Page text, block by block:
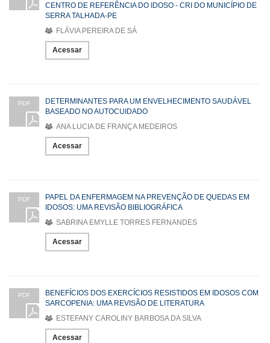
CENTRO DE REFERÊNCIA DO IDOSO - CRI DO MUNICÍPIO DE
SERRA TALHADA-PE
FLÁVIA PEREIRA DE SÁ
Acessar
PDF
DETERMINANTES PARA UM ENVELHECIMENTO SAUDÁVEL
BASEADO NO AUTOCUIDADO
ANA LUCIA DE FRANÇA MEDEIROS
Acessar
PDF
PAPEL DA ENFERMAGEM NA PREVENÇÃO DE QUEDAS EM
IDOSOS: UMA REVISÃO BIBLIOGRÁFICA
SABRINA EMYLLE TORRES FERNANDES
Acessar
PDF
BENEFÍCIOS DOS EXERCÍCIOS RESISTIDOS EM IDOSOS COM
SARCOPENIA: UMA REVISÃO DE LITERATURA
ESTEFANY CAROLINY BARBOSA DA SILVA
Acessar